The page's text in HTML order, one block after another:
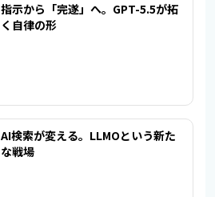
指示から「完遂」へ。GPT-5.5が拓
く自律の形
AI検索が変える。LLMOという新た
な戦場